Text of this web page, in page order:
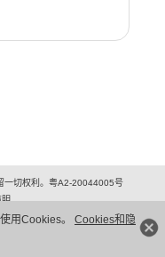
用Cookies。 Cookies和隐
一切权利。粤A2-20044005号